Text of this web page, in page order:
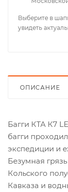
Выберите в
увидеть
ОПИСАНИЕ
Багги КТА К7
багги
экспедиции и
Безумная
Кольского
Кавказа и